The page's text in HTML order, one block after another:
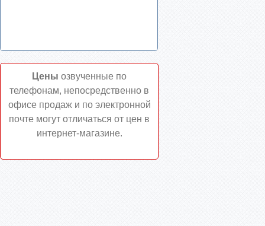
Цены озвученные по
телефонам, непосредственно в
офисе продаж и по электронной
почте могут отличаться от цен в
интернет-магазине.